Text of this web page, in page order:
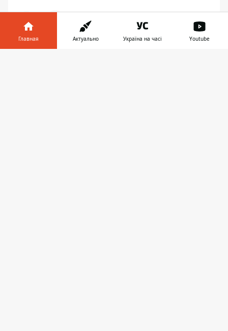
Главная Актуально Україна на часі Youtube